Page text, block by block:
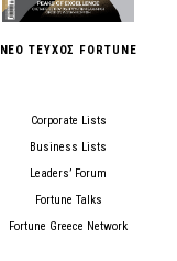
ΝΕΟ ΤΕΥΧΟΣ FORTUNE
Corporate Lists
Business Lists
Leaders’ Forum
Fortune Talks
Fortune Greece Network